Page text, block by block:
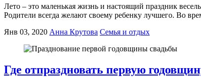
Лето – это маленькая жизнь и настоящий праздник
Родители всегда желают своему ребенку лучшего. Во
Янв 03, 2020 Анна Крутова Семья и отдых
Где отпраздновать первую